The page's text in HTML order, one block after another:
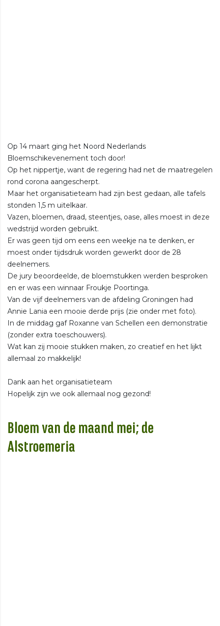
Op 14 maart ging het Noord Nederlands
Bloemschikevenement toch door!
Op het nippertje, want de regering had net de maatregelen
rond corona aangescherpt.
Maar het organisatieteam had zijn best gedaan, alle tafels
stonden 1,5 m uitelkaar.
Vazen, bloemen, draad, steentjes, oase, alles moest in deze
wedstrijd worden gebruikt.
Er was geen tijd om eens een weekje na te denken, er
moest onder tijdsdruk worden gewerkt door de 28
deelnemers.
De jury beoordeelde, de bloemstukken werden besproken
en er was een winnaar Froukje Poortinga.
Van de vijf deelnemers van de afdeling Groningen had
Annie Lania een mooie derde prijs (zie onder met foto).
In de middag gaf Roxanne van Schellen een demonstratie
(zonder extra toeschouwers).
Wat kan zij mooie stukken maken, zo creatief en het lijkt
allemaal zo makkelijk!
Dank aan het organisatieteam
Hopelijk zijn we ook allemaal nog gezond!
Bloem van de maand mei; de
Alstroemeria